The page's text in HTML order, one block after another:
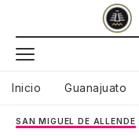
Inicio Guanajuato
SAN MIGUEL DE ALLENDE